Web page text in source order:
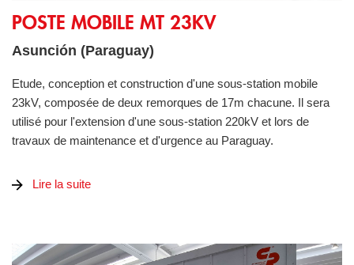
POSTE MOBILE MT 23KV
Asunción (Paraguay)
Etude, conception et construction d'une sous-station mobile
23kV, composée de deux remorques de 17m chacune. Il sera
utilisé pour l'extension d'une sous-station 220kV et lors de
travaux de maintenance et d'urgence au Paraguay.
Lire la suite